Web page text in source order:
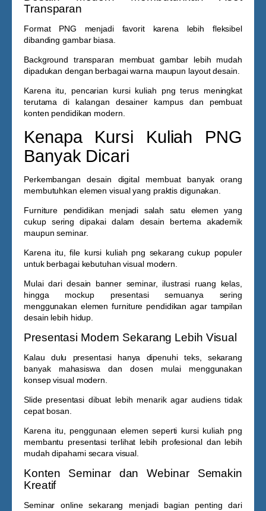
Transparan
Format PNG menjadi favorit karena lebih fleksibel
dibanding gambar biasa.
Background transparan membuat gambar lebih mudah
dipadukan dengan berbagai warna maupun layout desain.
Karena itu, pencarian kursi kuliah png terus meningkat
terutama di kalangan desainer kampus dan pembuat
konten pendidikan modern.
Kenapa Kursi Kuliah PNG
Banyak Dicari
Perkembangan desain digital membuat banyak orang
membutuhkan elemen visual yang praktis digunakan.
Furniture pendidikan menjadi salah satu elemen yang
cukup sering dipakai dalam desain bertema akademik
maupun seminar.
Karena itu, file kursi kuliah png sekarang cukup populer
untuk berbagai kebutuhan visual modern.
Mulai dari desain banner seminar, ilustrasi ruang kelas,
hingga mockup presentasi semuanya sering
menggunakan elemen furniture pendidikan agar tampilan
desain lebih hidup.
Presentasi Modern Sekarang Lebih Visual
Kalau dulu presentasi hanya dipenuhi teks, sekarang
banyak mahasiswa dan dosen mulai menggunakan
konsep visual modern.
Slide presentasi dibuat lebih menarik agar audiens tidak
cepat bosan.
Karena itu, penggunaan elemen seperti kursi kuliah png
membantu presentasi terlihat lebih profesional dan lebih
mudah dipahami secara visual.
Konten Seminar dan Webinar Semakin
Kreatif
Seminar online sekarang menjadi bagian penting dari